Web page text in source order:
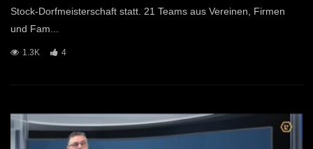
Stock-Dorfmeisterschaft statt. 21 Teams aus Vereinen, Firmen
und Fam...
1.3K 4